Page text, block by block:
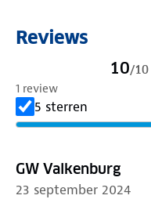
Reviews
10/10
1 review
5 sterren
GW Valkenburg
23 september 2024